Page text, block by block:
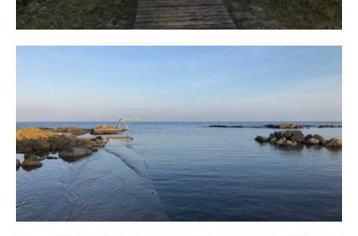
Bornholm
29. OKTOBER 2018